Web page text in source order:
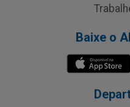
Baixe o